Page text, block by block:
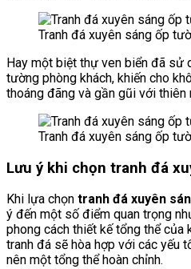
Tranh đá xuyên sáng ốp
Hay một biệt thự ven biển đã sử
tường phòng khách, khiến cho
thoáng đãng và gần gũi với thiên
Tranh đá xuyên sáng ốp
Lưu ý khi chọn tranh đá
Khi lựa chọn tranh đá xuyên
ý đến một số điểm quan trọng
phong cách thiết kế tổng thể của
tranh đá sẽ hòa hợp với các yếu
nên một tổng thể hoàn chỉnh.